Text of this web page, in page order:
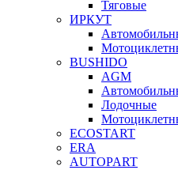
Тяговые
ИРКУТ
BUSHIDO
AGM
Лодочные
ECOSTART
ERA
AUTOPART